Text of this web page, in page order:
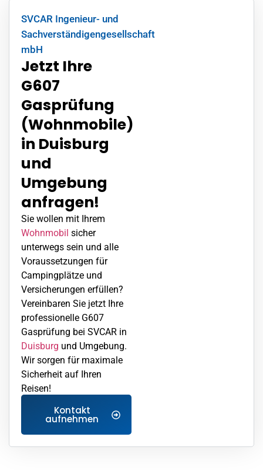
SVCAR Ingenieur- und
Sachverständigengesellschaft
mbH
Jetzt Ihre
G607
Gasprüfung
(Wohnmobile)
in Duisburg
und
Umgebung
anfragen!
Sie wollen mit Ihrem
Wohnmobil sicher
unterwegs sein und alle
Voraussetzungen für
Campingplätze und
Versicherungen erfüllen?
Vereinbaren Sie jetzt Ihre
professionelle G607
Gasprüfung bei SVCAR in
Duisburg und Umgebung.
Wir sorgen für maximale
Sicherheit auf Ihren
Reisen!
Kontakt
aufnehmen